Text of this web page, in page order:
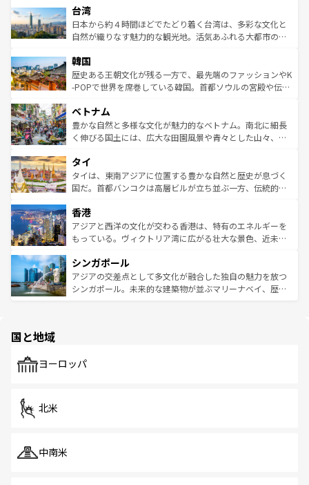
ならではの贅沢な旅のスタイルだ。 なお、新着のアメリカ
情報はコンテンツ一覧を参照してほしい。
れるおもてなしの心で訪れる人々を迎えてくれるハワイの
人々、おいしいローカルフードやハワイアンミュージッ
ク、伝統的なフラダンスなど、すべてがハワイの魅力を彩
ワイを、存分に味わってほしい。 なお、新着のハワイ情報
はコンテンツ一覧を参照してほしい。
リアリーフや大陸中央部にそびえるウルル（エアーズロッ
ク）、タスマニアの美しい原生林やケアンズの熱帯雨林な
ど、見どころがたくさん。また、カフェやワイン、オージ
いる。アクティビティも充実しており、サーフィンやダイ
ビング、ハイキングなど、アウトドア好きにはたまらな
い。オーストラリアの多彩な魅力を存分に味わいつくそ
参照してほしい。
台湾
日本から約４時間ほどでたどり着く台湾は、多彩な文化と
自然が織りなす魅力的な観光地。活気あふれる大都市の台
ン）、静ひつな山岳地帯である台湾東部など、都市の喧騒
と山間の静けさが共存しており、訪れる人に新しい発見と
驚きをもたらしてくれる。また、奥深い台湾の食文化も魅
容にもいいと評判のスイーツなど、バラエティ豊かな料理
が味わえる。 なお、新着の台湾情報は コンテンツ一覧を参
照してほしい。
韓国
歴史ある王朝文化が残る一方で、最先端のファッションやK
-POPで世界を席巻している韓国。首都ソウルの宮殿や伝統
き、地方に足を延ばせば四季折々の自然美を楽しむことが
できる。そして、キムチや焼肉、絶品のストリートフード
まで、さまざまな韓国料理が待っている。夜には、韓国な
リティに包まれながら、韓国の多彩な魅力を心ゆくまで味
わってみてほしい。 なお、新着の韓国情報はコンテンツ一
覧を参照してほしい。
ベトナム
豊かな自然と多様な文化が魅力的なベトナム。南北に細長
く伸びる国土には、広大な田園風景や青々とした山々、世
急速な発展と共に伝統が息づく。ハノイの古い町並みやホ
ーチミン市のフランス統治時代の建物も、独特の雰囲気を
醸し出している。また、バラエティの豊かさとおいしさで
とつ。フォーやバインミー、ベトナムコーヒーなどは、ぜ
ひ現地で味わいたい。どの地域を訪れてもあたたかい人々
が旅行者を迎えてくれるので、きっと忘れられない旅にな
参照してほしい。
タイ
タイは、東南アジアに位置する豊かな自然と歴史が息づく
国だ。首都バンコクは高層ビルが立ち並ぶ一方、伝統的な
の活気が交差している。北部ではチェンマイなどの山岳地
帯で自然と触れ合い、南部ではプーケットやクラビの美し
いビーチでリゾート気分を楽しむことができる。タイ料理
激する。気候は一年中温暖で、どの季節にも異なる楽しみ
が待っている。親しみやすいタイの人々、仏教を中心とし
た文化、そして多様な観光資源が、訪れる旅人を魅了し続
香港
アジアと西洋の文化が交わる香港は、特有のエネルギーを
もっている。ヴィクトリア湾に広がる壮大な景色、近未来
み、どこを訪れても感動するはず。観光スポットが密集し
ており、効率よく見どころを回れるのも魅力。息をのむよ
うな絶景から文化的な体験まで、香港を存分に楽しみ尽く
シンガポール
アジアの交差点として多文化が融合した独自の魅力を放つ
シンガポール。未来的な建築物が並ぶマリーナベイ、歴史
で、ホーカーズは地元の風情を楽しめる外せないスポット
国と地域
ヨーロッパ
北米
中南米